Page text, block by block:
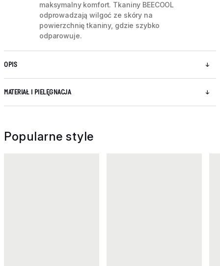
maksymalny komfort. Tkaniny BEECOOL
odprowadzają wilgoć ze skóry na
powierzchnię tkaniny, gdzie szybko
odparowuje.
OPIS
MATERIAŁ I PIELĘGNACJA
Popularne style